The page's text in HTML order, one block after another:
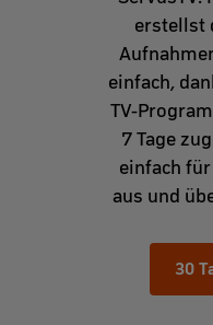
erstellst
einfach,
TV-
7 Tage
einfach
aus und
30